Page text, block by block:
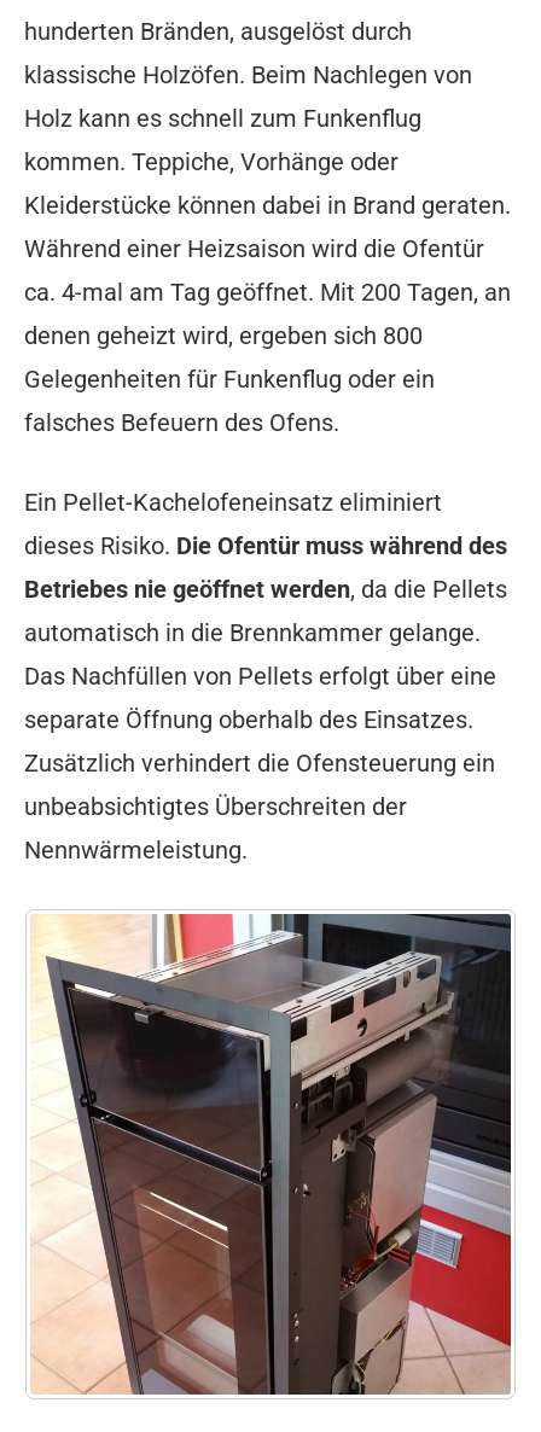
hunderten Bränden, ausgelöst durch
klassische Holzöfen. Beim Nachlegen von
Holz kann es schnell zum Funkenflug
kommen. Teppiche, Vorhänge oder
Kleiderstücke können dabei in Brand geraten.
Während einer Heizsaison wird die Ofentür
ca. 4-mal am Tag geöffnet. Mit 200 Tagen, an
denen geheizt wird, ergeben sich 800
Gelegenheiten für Funkenflug oder ein
falsches Befeuern des Ofens.
Ein Pellet-Kachelofeneinsatz eliminiert
dieses Risiko. Die Ofentür muss während des
Betriebes nie geöffnet werden, da die Pellets
automatisch in die Brennkammer gelange.
Das Nachfüllen von Pellets erfolgt über eine
separate Öffnung oberhalb des Einsatzes.
Zusätzlich verhindert die Ofensteuerung ein
unbeabsichtigtes Überschreiten der
Nennwärmeleistung.